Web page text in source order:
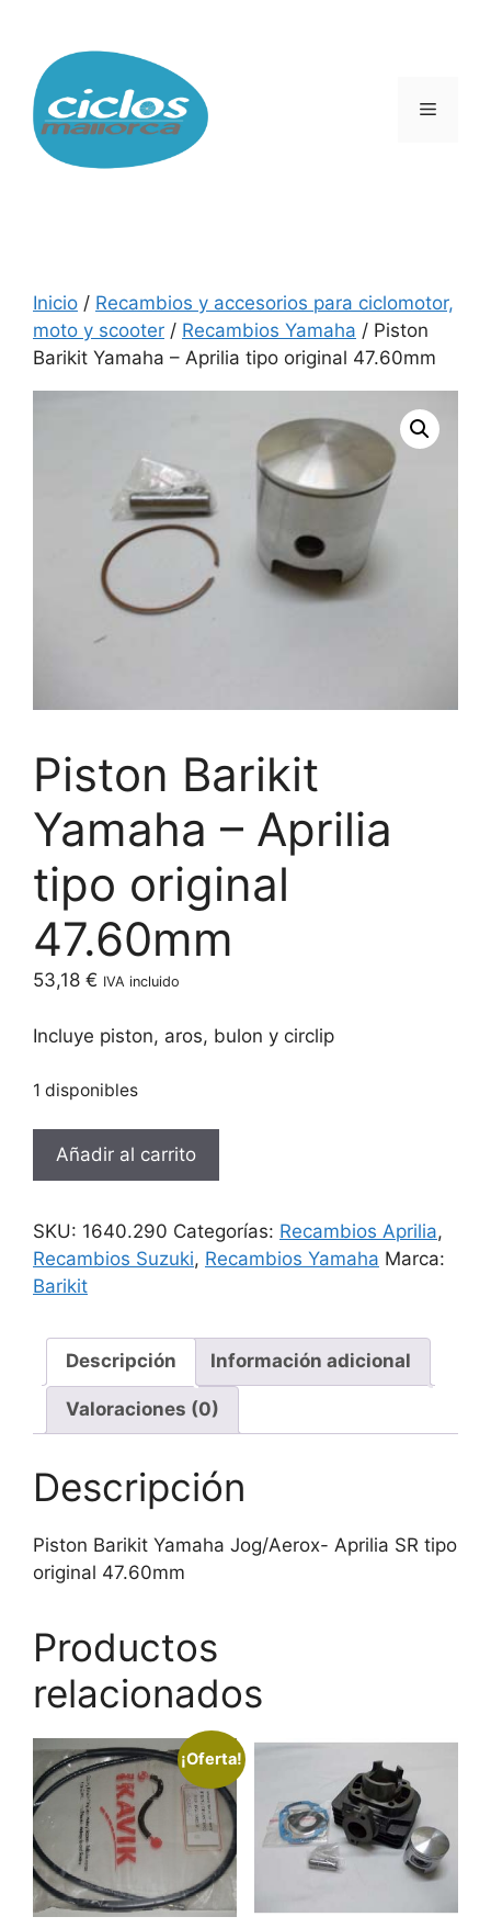
contenido
Menú
Inicio / Recambios y accesorios para ciclomotor,
moto y scooter / Recambios Yamaha / Piston
Barikit Yamaha – Aprilia tipo original 47.60mm
Piston Barikit
Yamaha – Aprilia
tipo original
47.60mm
53,18 € IVA incluido
Incluye piston, aros, bulon y circlip
1 disponibles
Barikit
-
Aprilia
tipo
47.60mm
cantidad
Añadir al carrito
SKU: 1640.290 Categorías: Recambios Aprilia,
Recambios Suzuki, Recambios Yamaha Marca:
Barikit
Descripción Información adicional
Valoraciones (0)
Descripción
Piston Barikit Yamaha Jog/Aerox- Aprilia SR tipo
original 47.60mm
Productos
relacionados
¡Oferta!